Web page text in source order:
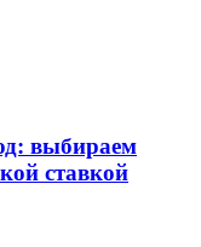
выбираем
ставкой